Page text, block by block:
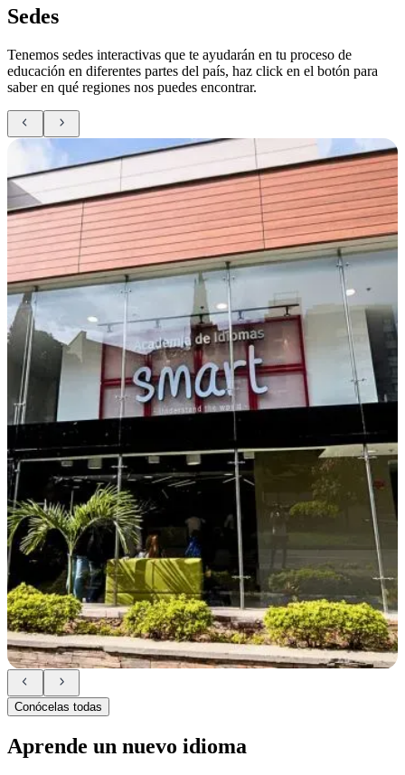
Sedes
Tenemos sedes interactivas que te ayudarán en tu proceso de
educación en diferentes partes del país, haz click en el botón para
saber en qué regiones nos puedes encontrar.
Conócelas todas
Aprende un nuevo idioma